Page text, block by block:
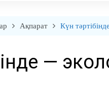
Ақпарат Күн
—